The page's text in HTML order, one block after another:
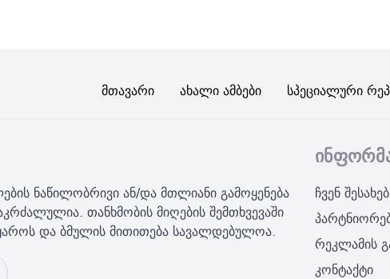
Მთავარი Ახალი Ამბები Სპეციალური
ნაწილობრივი ან/და მთლიანი გამოყენება
თანხმობის მიღების შემთხვევაში
და ბმულის მითითება სავალდებულოა.
ჩვენ შესახებ
რეკლამის
კონტაქტი